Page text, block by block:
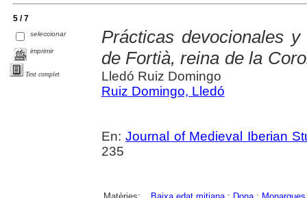
5 / 7
seleccionar
imprimir
Text complet
Prácticas devocionales
de Fortià, reina de la
Lledó Ruiz Domingo
Ruiz Domingo, Lledó
En:Journal of Medieval Iberian
235